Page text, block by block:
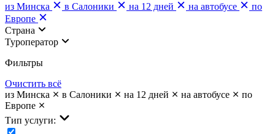
из Минска
в Салоники на 12 дней на автобусе
по
Европе
Страна
Туроператор
Фильтры
Очистить всё
из Минска
в Салоники на 12 дней на автобусе
по
Европе
Тип услуги: